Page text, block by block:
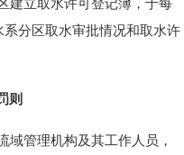
分区取水审批情况和取水许
则
管理机构及其工作人员，